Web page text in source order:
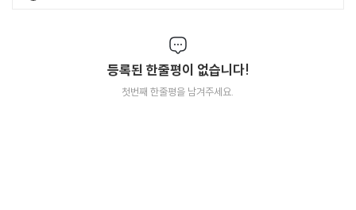
등록된 한줄평이 없습니다!
첫번째 한줄평을 남겨주세요.